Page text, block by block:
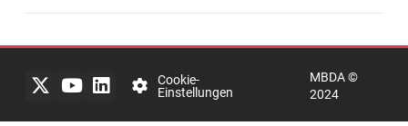
Datenschutzerklärung
Cookie-
Einstellungen
MBDA ©
2024